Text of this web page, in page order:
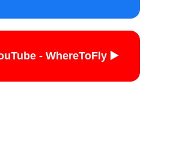
▶️ YouTube - WhereToFly